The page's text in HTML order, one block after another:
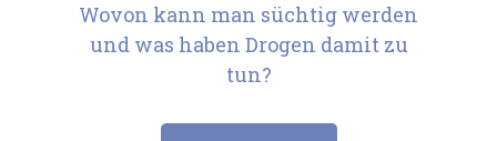
Wovon kann man süchtig werden
und was haben Drogen damit zu
tun?